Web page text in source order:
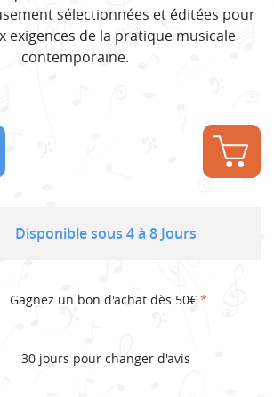
sélectionnées et éditées pour
exigences de la pratique musicale
contemporaine.
Disponible sous 4 à 8 Jours
Gagnez un bon d'achat dès 50€ *
30 jours pour changer d'avis